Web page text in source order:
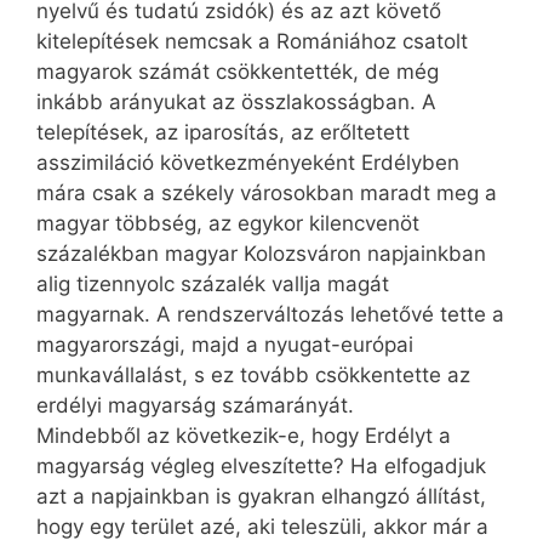
nyelvű és tudatú zsidók) és az azt követő
kitelepítések nemcsak a Romániához csatolt
magyarok számát csökkentették, de még
inkább arányukat az összlakosságban. A
telepítések, az iparosítás, az erőltetett
asszimiláció következményeként Erdélyben
mára csak a székely városokban maradt meg a
magyar többség, az egykor kilencvenöt
százalékban magyar Kolozsváron napjainkban
alig tizennyolc százalék vallja magát
magyarnak. A rendszerváltozás lehetővé tette a
magyarországi, majd a nyugat-európai
munkavállalást, s ez tovább csökkentette az
erdélyi magyarság számarányát.
Mindebből az következik-e, hogy Erdélyt a
magyarság végleg elveszítette? Ha elfogadjuk
azt a napjainkban is gyakran elhangzó állítást,
hogy egy terület azé, aki teleszüli, akkor már a